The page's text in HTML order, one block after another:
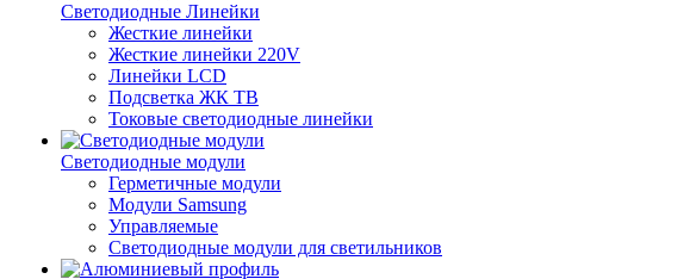
Светодиодные Линейки
Жесткие линейки
Жесткие линейки 220V
Линейки LCD
Подсветка ЖК ТВ
Токовые светодиодные линейки
Светодиодные модули
Герметичные модули
Модули Samsung
Управляемые
Светодиодные модули для светильников